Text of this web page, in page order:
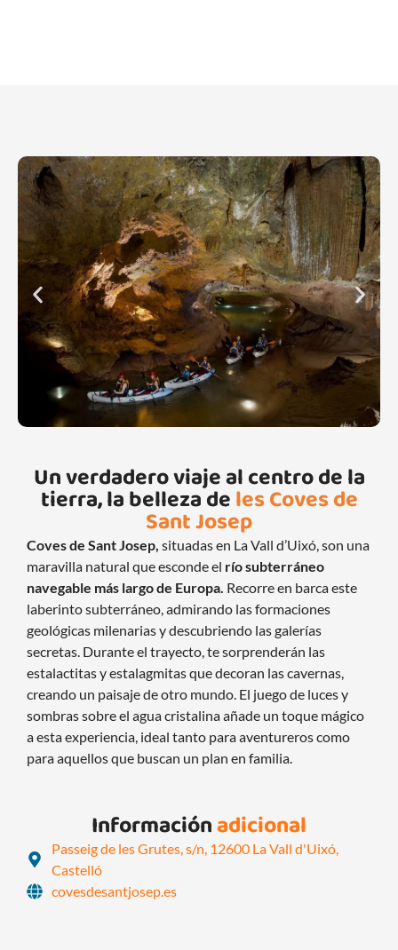
Un verdadero viaje al centro de la
tierra, la belleza deles Coves de
Sant Josep
Coves de Sant Josep, situadas en La Vall d’Uixó, son una
maravilla natural que esconde el río subterráneo
navegable más largo de Europa. Recorre en barca este
laberinto subterráneo, admirando las formaciones
geológicas milenarias y descubriendo las galerías
secretas. Durante el trayecto, te sorprenderán las
estalactitas y estalagmitas que decoran las cavernas,
creando un paisaje de otro mundo. El juego de luces y
sombras sobre el agua cristalina añade un toque mágico
a esta experiencia, ideal tanto para aventureros como
para aquellos que buscan un plan en familia.
Informaciónadicional
Passeig de les Grutes, s/n, 12600 La Vall d'Uixó,
Castelló
covesdesantjosep.es